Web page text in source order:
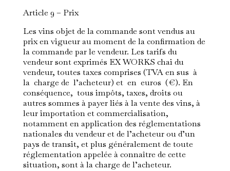
Article 9 – Prix
Les vins objet de la commande sont vendus au
prix en vigueur au moment de la confirmation de
la commande par le vendeur. Les tarifs du
vendeur sont exprimés EX WORKS chai du
vendeur, toutes taxes comprises (TVA en sus à
la charge de l’acheteur) et en euros (€). En
conséquence, tous impôts, taxes, droits ou
autres sommes à payer liés à la vente des vins, à
leur importation et commercialisation,
notamment en application des réglementations
nationales du vendeur et de l’acheteur ou d’un
pays de transit, et plus généralement de toute
réglementation appelée à connaître de cette
situation, sont à la charge de l’acheteur.